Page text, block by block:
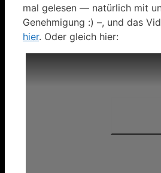
mal gelesen — natürlich mit
Genehmigung :) –, und das
hier. Oder gleich hier: